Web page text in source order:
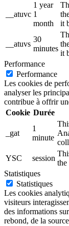
__atuvc
1 year
1
month
it
__atuvs
30
minutes
it
Performance
Performance
Les cookies de
analyser les
contribue à offrir
Cookie Durée
_gat
1
minute
YSC
session
the
Statistiques
Statistiques
Les cookies
visiteurs
des informations
rebond, de la